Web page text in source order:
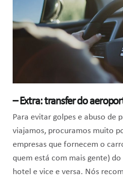
– Extra: transfer do
Para evitar golpes e abuso de
viajamos, procuramos muito
empresas que fornecem o
quem está com mais gente)
hotel e vice e versa. Nós